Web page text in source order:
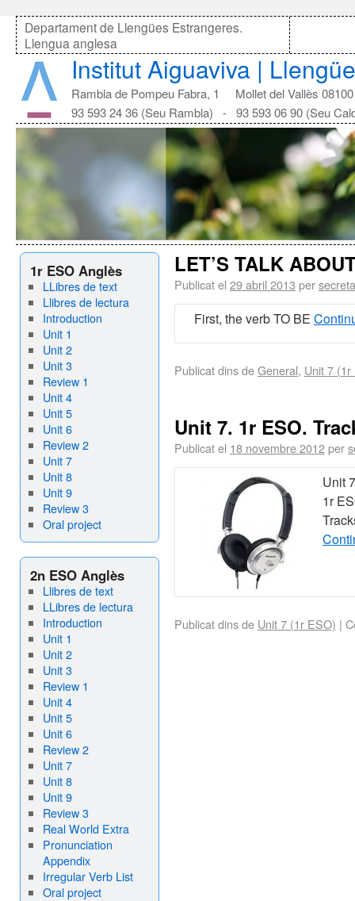
Departament de Llengües Estrangeres.
Llengua anglesa
Institut Aiguaviva |
Rambla de Pompeu Fabra, 1 Mollet del Vallès 08100
93 593 24 36 (Seu Rambla) - 93 593 06 90 (Seu
1r ESO Anglès
LLibres de text
Llibres de lectura
Introduction
Unit 1
Unit 2
Unit 3
Review 1
Unit 4
Unit 5
Unit 6
Review 2
Unit 7
Unit 8
Unit 9
Review 3
Oral project
2n ESO Anglès
Llibres de text
LLibres de lectura
Introduction
Unit 1
Unit 2
Unit 3
Review 1
Unit 4
Unit 5
Unit 6
Review 2
Unit 7
Unit 8
Unit 9
Review 3
Real World Extra
Pronunciation
Appendix
Irregular Verb List
Oral project
LET’S TALK
Publicat el 29 abril 2013 per
First, the verb TO BE
Publicat dins deGeneral, Unit 7
Unit 7. 1r ESO.
Publicat el 18 novembre 2012per
Unit 7
1r
Publicat dins de Unit 7 (1r ESO) |